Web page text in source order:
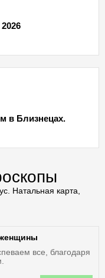
в Близнецах.
Натальная карта,
все, благодаря